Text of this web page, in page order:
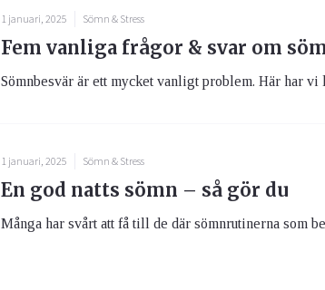
1 januari, 2025 Sömn & Stress
Fem vanliga frågor & svar om
Sömnbesvär är ett mycket vanligt problem. Här har vi
1 januari, 2025 Sömn & Stress
En god natts sömn – så gör du
Många har svårt att få till de där sömnrutinerna som